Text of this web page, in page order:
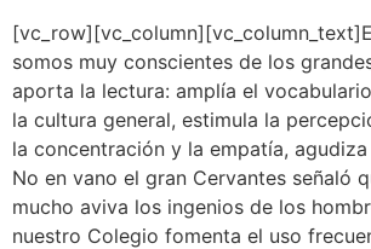
somos muy conscientes de los
aporta la lectura: amplía el
la cultura general, estimula la
la concentración y la empatía,
No en vano el gran Cervantes señaló
mucho aviva los ingenios de los
nuestro Colegio fomenta el uso